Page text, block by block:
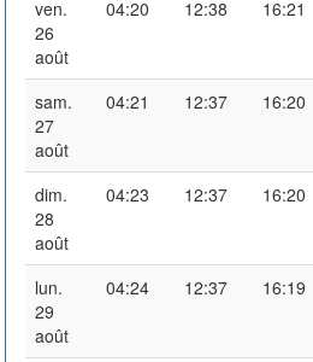
ven.
26
août
04:20 12:38 16:21
sam.
27
août
04:21 12:37 16:20
dim.
28
août
04:23 12:37 16:20
lun.
29
août
04:24 12:37 16:19